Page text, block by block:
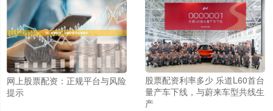
网上股票配资：正规平台与风险
提示
股票配资利率多少 乐道L60首台
量产车下线，与蔚来车型共线生
产